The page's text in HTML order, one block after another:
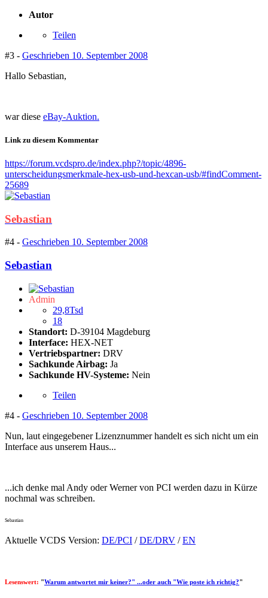
Autor
Teilen
#3 - Geschrieben 10. September 2008
Hallo Sebastian,
war diese eBay-Auktion.
Link zu diesem Kommentar
https://forum.vcdspro.de/index.php?/topic/4896-
unterscheidungsmerkmale-hex-usb-und-hexcan-usb/#findComment-
25689
Sebastian
#4 - Geschrieben 10. September 2008
Sebastian
Admin
29,8Tsd
18
Standort: D-39104 Magdeburg
Interface: HEX-NET
Vertriebspartner: DRV
Sachkunde Airbag: Ja
Sachkunde HV-Systeme: Nein
Teilen
#4 - Geschrieben 10. September 2008
Nun, laut eingegebener Lizenznummer handelt es sich nicht um ein
Interface aus unserem Haus...
...ich denke mal Andy oder Werner von PCI werden dazu in Kürze
nochmal was schreiben.
Sebastian
Aktuelle VCDS Version: DE/PCI /DE/DRV /EN
Lesenswert: "Warum antwortet mir keiner?" ...oder auch "Wie poste ich richtig?"